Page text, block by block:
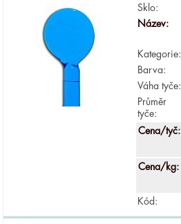
Sklo:
Název:
Kategorie:
Barva:
Váha tyče:
Průměr
tyče:
Cena/tyč:
Cena/kg:
Kód: